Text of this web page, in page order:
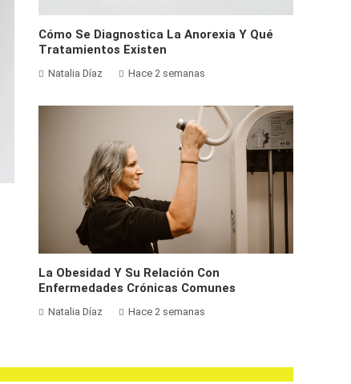
Cómo Se Diagnostica La Anorexia Y Qué
Tratamientos Existen
Natalia Díaz Hace 2 semanas
La Obesidad Y Su Relación Con
Enfermedades Crónicas Comunes
Natalia Díaz Hace 2 semanas